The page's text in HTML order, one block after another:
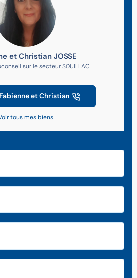
et Christian JOSSE
sur le secteur SOUILLAC
et Christian
tous mes biens